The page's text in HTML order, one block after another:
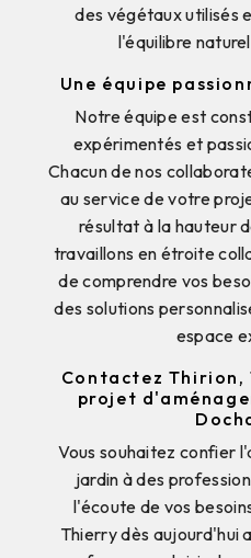
des végétaux utilisés
l'équilibre
Une équipe
Notre équipe est
expérimentés et
Chacun de nos
au service de votre
résultat à la hauteur
travaillons en étroite
de comprendre vos
des solutions
espace
Contactez
projet
Vous souhaitez confier
jardin à des
l'écoute de vos
Thierry dès aujourd'hui